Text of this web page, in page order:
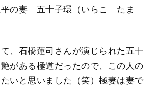
の妻 五十子環（いらこ たま
、石橋蓮司さんが演じられた五十
がある極道だったので、この人の
いと思いました（笑）極妻は妻で